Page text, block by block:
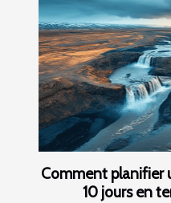
Comment planifier
10 jours en